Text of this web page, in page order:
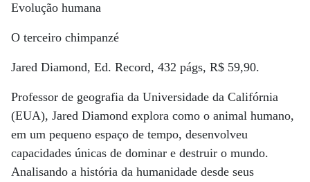
Evolução humana
O terceiro chimpanzé
Jared Diamond, Ed. Record, 432 págs, R$ 59,90.
Professor de geografia da Universidade da Califórnia
(EUA), Jared Diamond explora como o animal humano,
em um pequeno espaço de tempo, desenvolveu
capacidades únicas de dominar e destruir o mundo.
Analisando a história da humanidade desde seus